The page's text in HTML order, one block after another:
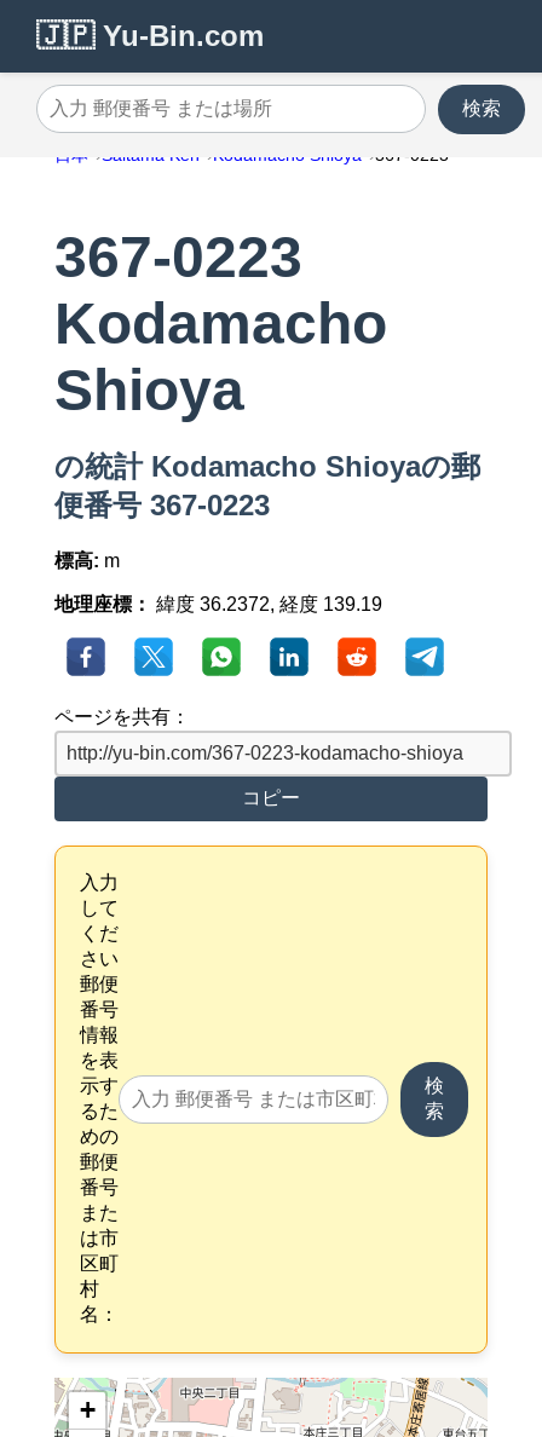
🇯🇵 Yu-Bin.com
入力 郵便番号 または場所
検索
日本 Saitama Ken Kodamacho Shioya 367-0223
367-0223
Kodamacho
Shioya
の統計 Kodamacho Shioyaの郵
便番号 367-0223
標高: m
地理座標： 緯度 36.2372, 経度 139.19
ページを共有：
コピー
入力
して
くだ
さい
郵便
番号
情報
を表
示す
るた
めの
郵便
番号
また
は市
区町
村
名：
検
索
+